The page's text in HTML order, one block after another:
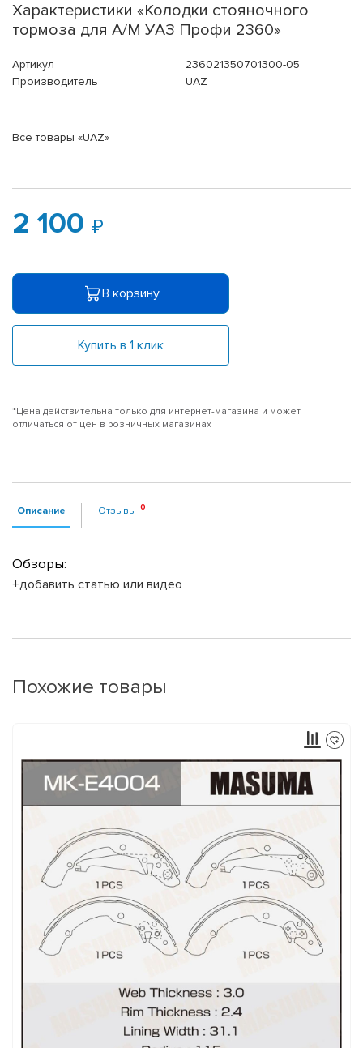
Характеристики «Колодки стояночного
тормоза для А/М УАЗ Профи 2360»
Артикул
236021350701300-05
Производитель
UAZ
Все товары «UAZ»
2 100
В корзину
Купить в 1 клик
*Цена действительна только для интернет-магазина и может
отличаться от цен в розничных магазинах
Описание Отзывы
Обзоры:
+добавить статью или видео
Похожие товары